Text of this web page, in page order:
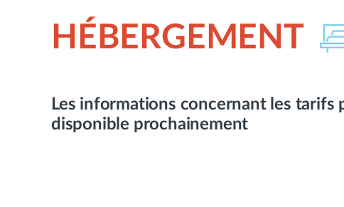
HÉBERGEMENT
Les informations concernant les tarifs
disponible prochainement